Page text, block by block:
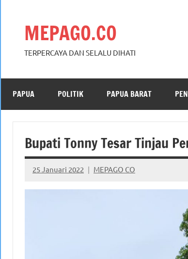
MEPAGO.CO
TERPERCAYA DAN SELALU DIHATI
PAPUA POLITIK PAPUA BARAT
Bupati Tonny Tesar Tinjau
25 Januari 2022 MEPAGO CO
No
comments